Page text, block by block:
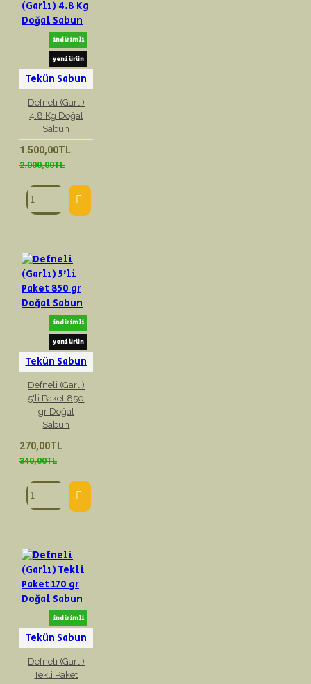
indirimli
yeni ürün
Tekün Sabun
Defneli (Garlı)
4.8 Kg Doğal
Sabun
1.500,00TL
2.000,00TL
indirimli
yeni ürün
Tekün Sabun
Defneli (Garlı)
5'li Paket 850
gr Doğal
Sabun
270,00TL
340,00TL
indirimli
Tekün Sabun
Defneli (Garlı)
Tekli Paket